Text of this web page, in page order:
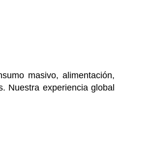
masivo, alimentación,
Nuestra experiencia global